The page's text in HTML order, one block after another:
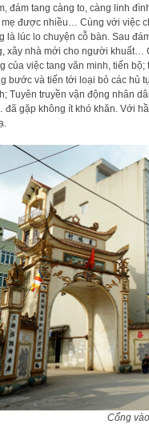
đám tang càng to, càng linh
mẹ được nhiều… Cùng với việc
là lúc lo chuyện cỗ bàn. Sau
xây nhà mới cho người khuất…
của việc tang văn minh, tiến
bước và tiến tới loại bỏ các hủ
Tuyên truyền vận động nhân
đã gặp không ít khó khăn. Với
Cổng